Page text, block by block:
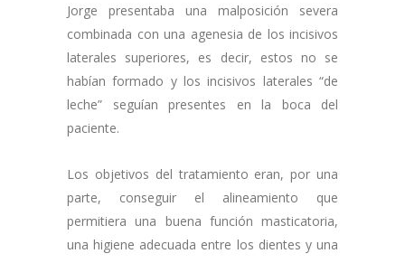
Jorge presentaba una malposición severa
combinada con una agenesia de los incisivos
laterales superiores, es decir, estos no se
habían formado y los incisivos laterales “de
leche” seguían presentes en la boca del
paciente.
Los objetivos del tratamiento eran, por una
parte, conseguir el alineamiento que
permitiera una buena función masticatoria,
una higiene adecuada entre los dientes y una